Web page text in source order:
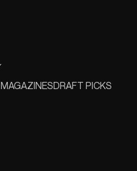
MAGAZINESDRAFT PICKS